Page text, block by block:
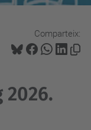
Comparteix:
2026.